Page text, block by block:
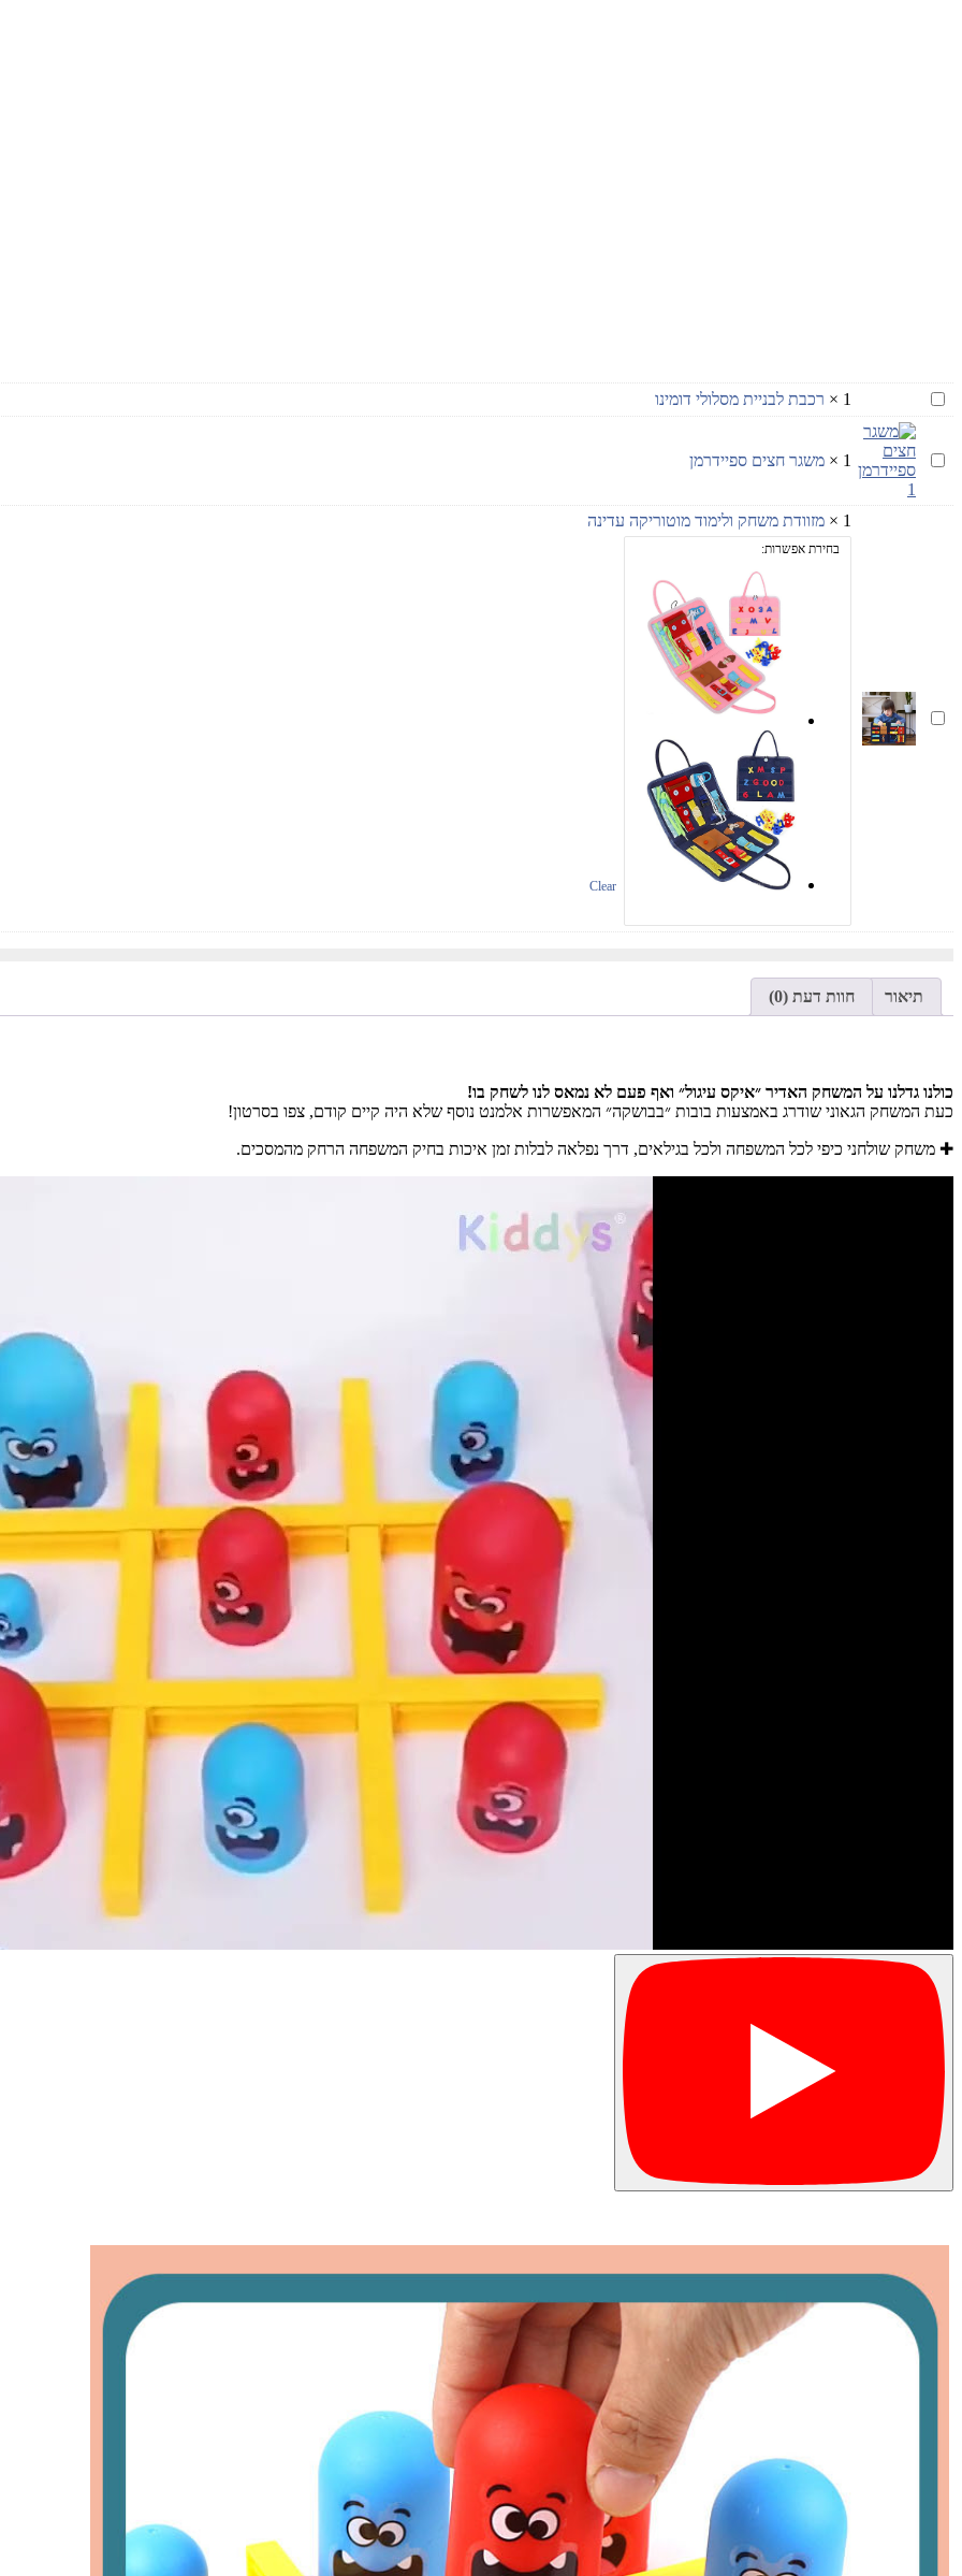
רכבת
לבניית
מסלולי
דומינו
1
× רכבת לבניית מסלולי דומינו
משגר
חצים
ספיידרמן
1
× משגר חצים ספיידרמן
מזוודת
משחק
1
× מזוודת משחק ולימוד מוטוריקה עדינה
בחירת אפשרות:
Clear
תיאור חוות דעת (0)
כולנו גדלנו על המשחק האדיר ״איקס עיגול״ ואף פעם לא נמאס לנו לשחק בו!
כעת המשחק הגאוני שודרג באמצעות בובות ״בבושקה״ המאפשרות אלמנט נוסף שלא היה קיים קודם, צפו בסרטון!
✚ משחק שולחני כיפי לכל המשפחה ולכל בגילאים, דרך נפלאה לבלות זמן איכות בחיק המשפחה הרחק מהמסכים.